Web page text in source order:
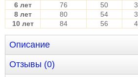
6 лет
76 50
8 лет
80 54
10 лет
84 56
Описание
Отзывы (0)